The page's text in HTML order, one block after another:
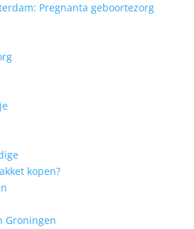
Pregnanta geboortezorg
kopen?
Groningen